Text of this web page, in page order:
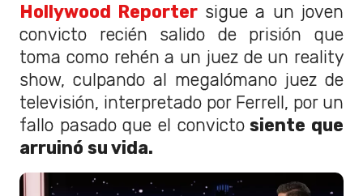
Hollywood Reporter sigue a un joven
convicto recién salido de prisión que
toma como rehén a un juez de un reality
show, culpando al megalómano juez de
televisión, interpretado por Ferrell, por un
fallo pasado que el convictosiente que
arruinó su vida.